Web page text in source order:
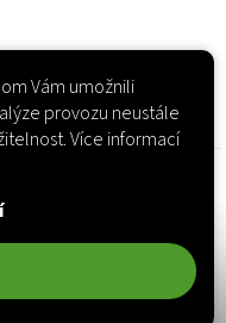
Vám umožnili
provozu neustále
Více informací